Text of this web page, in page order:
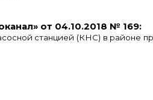
от 04.10.2018 № 169:
станцией (КНС) в районе